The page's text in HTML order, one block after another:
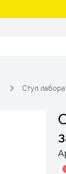
Стул